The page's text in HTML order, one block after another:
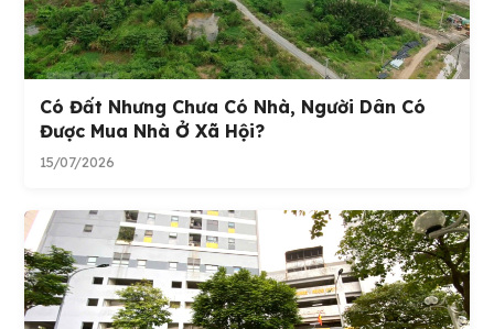
Có Đất Nhưng Chưa Có Nhà, Người Dân Có
Được Mua Nhà Ở Xã Hội?
15/07/2026